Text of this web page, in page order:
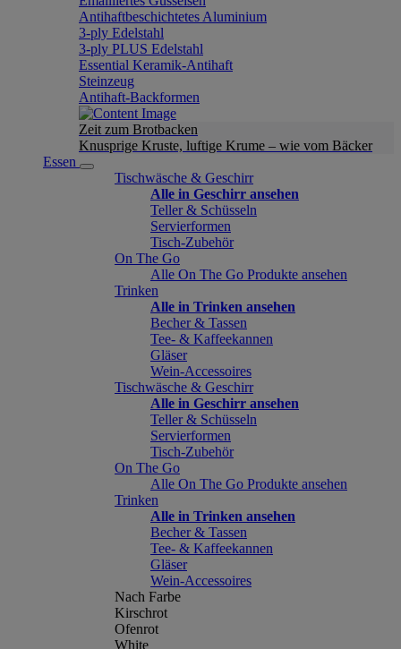
Antihaftbeschichtetes Aluminium
3-ply Edelstahl
3-ply PLUS Edelstahl
Essential Keramik-Antihaft
Steinzeug
Antihaft-Backformen
Zeit zum Brotbacken
Knusprige Kruste, luftige Krume – wie vom Bäcker
Essen
Tischwäsche & Geschirr
Alle in Geschirr ansehen
Teller & Schüsseln
Servierformen
Tisch-Zubehör
On The Go
Alle On The Go Produkte ansehen
Trinken
Alle in Trinken ansehen
Becher & Tassen
Tee- & Kaffeekannen
Gläser
Wein-Accessoires
Tischwäsche & Geschirr
Alle in Geschirr ansehen
Teller & Schüsseln
Servierformen
Tisch-Zubehör
On The Go
Alle On The Go Produkte ansehen
Trinken
Alle in Trinken ansehen
Becher & Tassen
Tee- & Kaffeekannen
Gläser
Wein-Accessoires
Nach Farbe
Kirschrot
Ofenrot
White